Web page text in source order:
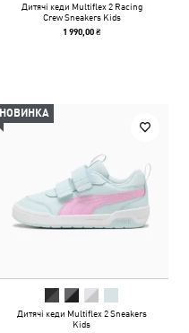
Дитячі кеди Multiflex 2 Racing
Crew Sneakers Kids
1 990,00 ₴
НОВИНКА
Дитячі кеди Multiflex 2 Sneakers
Kids